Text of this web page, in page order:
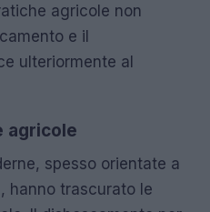
agricole non
e il
ulteriormente al
agricole
spesso orientate a
hanno trascurato le